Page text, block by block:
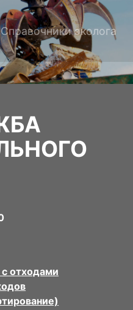
Справочники эколога
отходами